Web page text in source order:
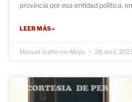
provincia por esa entidad política,
LEER MÁS »
Manuel Guillermo Mejía 28 abril,